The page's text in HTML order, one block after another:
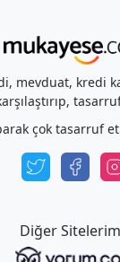
mevduat, kredi
çok tasarruf
Diğer